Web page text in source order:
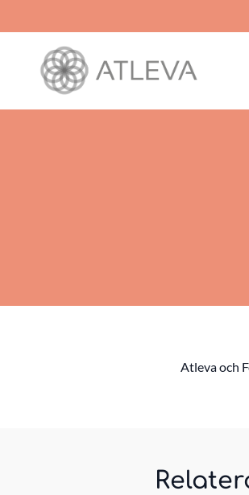
Atleva och